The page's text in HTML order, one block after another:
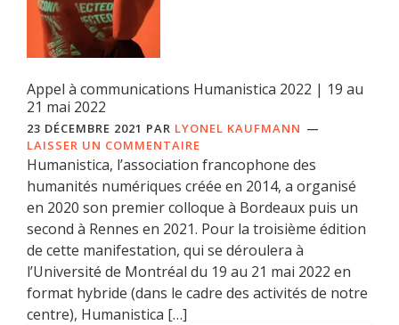
Appel à communications Humanistica 2022 | 19 au
21 mai 2022
23 DÉCEMBRE 2021 PAR LYONEL KAUFMANN
LAISSER UN COMMENTAIRE
Humanistica, l’association francophone des
humanités numériques créée en 2014, a organisé
en 2020 son premier colloque à Bordeaux puis un
second à Rennes en 2021. Pour la troisième édition
de cette manifestation, qui se déroulera à
l’Université de Montréal du 19 au 21 mai 2022 en
format hybride (dans le cadre des activités de notre
centre), Humanistica […]